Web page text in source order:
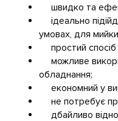
швидко та
ідеально
умовах, для
простий спосіб
можливе
обладнання;
економний у
не потребує
дбайливо